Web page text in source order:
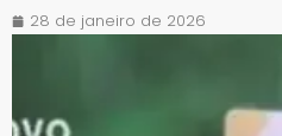
28 de janeiro de 2026